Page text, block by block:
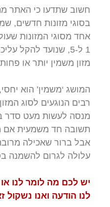
חשוב שתדעו כי האתר
בסוגי מזונות חדשים,
אחד מסוגי המזונות
1 ל-5, שנועד להקל
מזון משמין יותר או
המושג ‘משמין’ הוא
רבים הנוגעים לסוג
מנסה לעשות מעט סדר
תשובה חד משמעית אם
אבל ברור שאכילה
עלולה לגרום להשמנה
יש לכם מה לומר לנו
לנו הודעה ואנו נשקול